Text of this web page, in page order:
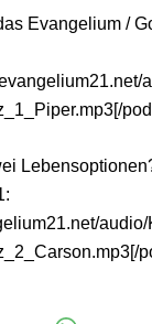
Evangelium /